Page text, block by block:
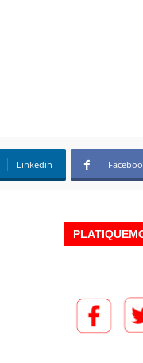
Linkedin